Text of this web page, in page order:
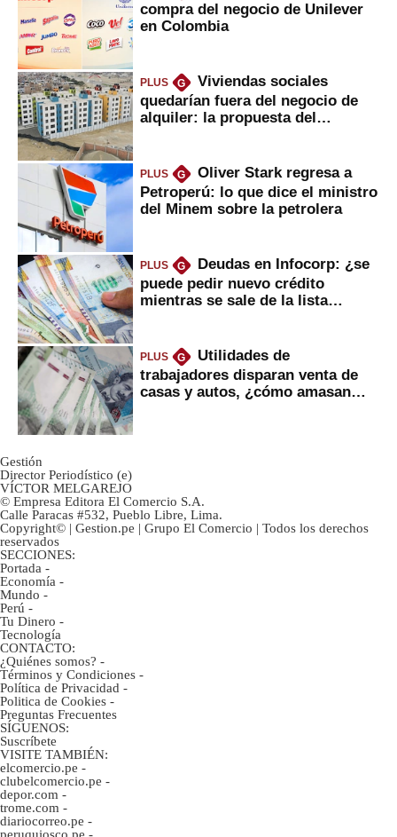
compra del negocio de Unilever
en Colombia
PLUS G
Viviendas sociales
quedarían fuera del negocio de
alquiler: la propuesta del
PLUS G
Oliver Stark regresa a
Petroperú: lo que dice el ministro
del Minem sobre la petrolera
PLUS G
Deudas en Infocorp: ¿se
puede pedir nuevo crédito
mientras se sale de la lista
PLUS G
Utilidades de
trabajadores disparan venta de
casas y autos, ¿cómo amasan
Gestión
Director Periodístico (e)
VÍCTOR MELGAREJO
© Empresa Editora El Comercio S.A.
Calle Paracas #532, Pueblo Libre, Lima.
Copyright© | Gestion.pe | Grupo El Comercio | Todos los derechos
reservados
SECCIONES:
Portada -
Economía -
Mundo -
Perú -
Tu Dinero -
Tecnología
CONTACTO:
¿Quiénes somos? -
Términos y Condiciones -
Política de Privacidad -
Politica de Cookies -
Preguntas Frecuentes
SÍGUENOS:
Suscríbete
VISITE TAMBIÉN:
elcomercio.pe -
clubelcomercio.pe -
depor.com -
trome.com -
diariocorreo.pe -